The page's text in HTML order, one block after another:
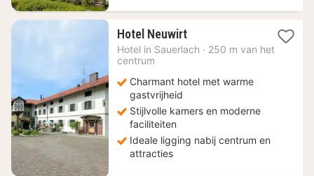
Hotel Neuwirt1
nacht
€
Hotel in Sauerlach · 250 m van het
centrum
Charmant hotel met warme
gastvrijheid
Stijlvolle kamers en moderne
faciliteiten
Ideale ligging nabij centrum en
attracties